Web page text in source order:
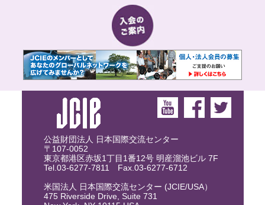
公益財団法人 日本国際交流センター
〒107-0052
東京都港区赤坂1丁目1番12号 明産溜池ビル 7F
Tel.03-6277-7811 Fax.03-6277-6712
米国法人 日本国際交流センター (JCIE/USA）
475 Riverside Drive, Suite 731